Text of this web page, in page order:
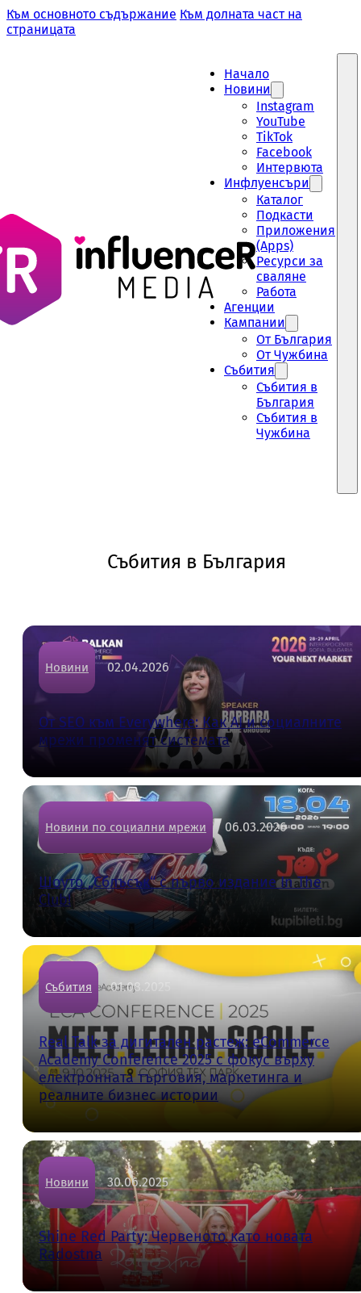
Към основното съдържание Към долната част на
страницата
Начало
Новини
Instagram
YouTube
TikTok
Facebook
Интервюта
Инфлуенсъри
Каталог
Подкасти
Приложения
(Apps)
Ресурси за
сваляне
Работа
Aгенции
Кампании
От България
От Чужбина
Събития
Събития в
България
Събития в
Чужбина
Събития в България
Новини 02.04.2026
От SEO към Everywhere: Как AI и социалните
мрежи променят системата
Новини по социални мрежи 06.03.2026
Шоуто „Сблъсък“ с първо издание In The
Club!
Събития 01.08.2025
Real Talk за дигитален растеж: eCommerce
Academy Conference 2025 с фокус върху
електронната търговия, маркетинга и
реалните бизнес истории
Новини 30.06.2025
Shine Red Party: Червеното като новата
Radostna